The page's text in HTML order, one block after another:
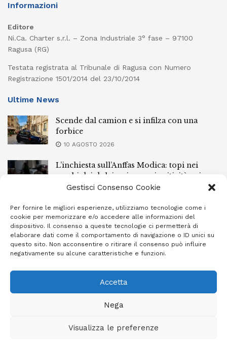
Gestisci Consenso Cookie
Per fornire le migliori esperienze, utilizziamo tecnologie come i
cookie per memorizzare e/o accedere alle informazioni del
dispositivo. Il consenso a queste tecnologie ci permetterà di
elaborare dati come il comportamento di navigazione o ID unici su
questo sito. Non acconsentire o ritirare il consenso può influire
negativamente su alcune caratteristiche e funzioni.
Accetta
Nega
Visualizza le preferenze
Informazioni
Editore
Ni.Ca. Charter s.r.l. – Zona Industriale 3° fase – 97100
Ragusa (RG)
Testata registrata al Tribunale di Ragusa con Numero
Registrazione 1501/2014 del 23/10/2014
Ultime News
Scende dal camion e si infilza con una
forbice
10 AGOSTO 2026
L’inchiesta sull’Anffas Modica: topi nei
sacchi dei dolciumi e gravi criticità nei
locali
Scontro dopo l’alba sulla Sp 15: due feriti,
uno in prognosi riservata
10 AGOSTO 2026
Giornale Ibleo © 2023 - Powered byStudio Greco - Consulenza